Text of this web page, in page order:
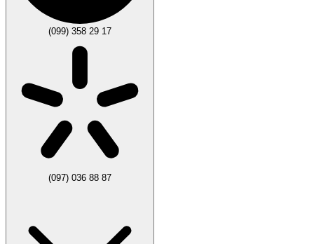
(099) 358 29 17
(097) 036 88 87